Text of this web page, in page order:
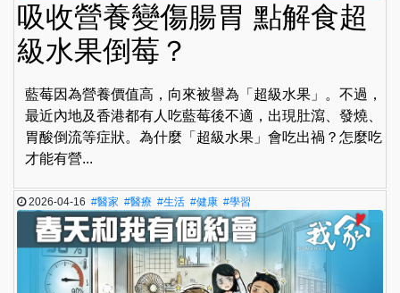
吸收營養變傷腸胃 點解食超
級水果倒莓？
藍莓因為營養價值高，向來被譽為「超級水果」。不過，
最近內地及香港都有人吃藍莓後不適，出現肚瀉、發燒、
胃酸倒流等症狀。為什麼「超級水果」會吃出禍？怎麼吃
才能有營...
2026-04-16#醫家 #醫療 #生活 #健康 #學習